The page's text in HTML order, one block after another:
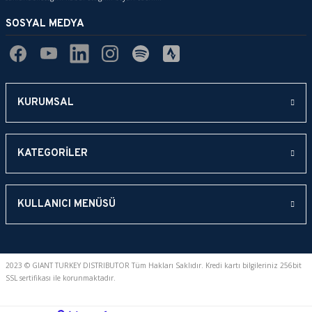
Gönder
SOSYAL MEDYA
KURUMSAL
KATEGORİLER
KULLANICI MENÜSÜ
2023 © GIANT TURKEY DISTRIBUTOR Tüm Hakları Saklıdır. Kredi kartı bilgileriniz 256bit
SSL sertifikası ile korunmaktadır.